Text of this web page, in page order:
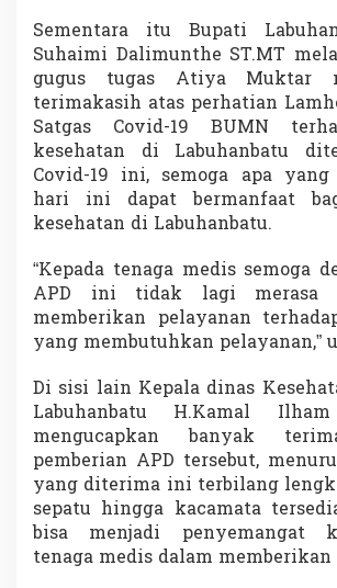
Sementara itu Bupati
Suhaimi Dalimunthe ST.MT
gugus tugas Atiya Muktar
terimakasih atas perhatian
Satgas Covid-19 BUMN
kesehatan di Labuhanbatu
Covid-19 ini, semoga apa
hari ini dapat bermanfaat
kesehatan di Labuhanbatu.
“Kepada tenaga medis semoga
APD ini tidak lagi merasa
memberikan pelayanan
yang membutuhkan pelayanan,”
Di sisi lain Kepala dinas
Labuhanbatu H.Kamal Ilham
mengucapkan banyak
pemberian APD tersebut,
yang diterima ini terbilang
sepatu hingga kacamata
bisa menjadi penyemangat
tenaga medis dalam memberikan